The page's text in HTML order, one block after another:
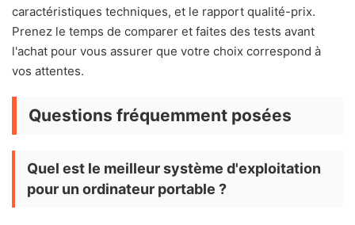
caractéristiques techniques, et le rapport qualité-prix.
Prenez le temps de comparer et faites des tests avant
l'achat pour vous assurer que votre choix correspond à
vos attentes.
Questions fréquemment posées
Quel est le meilleur système d'exploitation
pour un ordinateur portable ?